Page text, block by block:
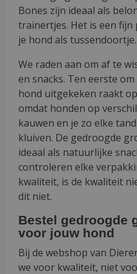
Bones zijn ideaal als
trainertjes. Het is een fijn
je hond als tussendoortje.
We raden aan om af te
en snacks. Ten eerste
hond uitgekeken raakt
omdat honden op
kauwen en je zo elke
kluiven. De gedroogde
ideaal als natuurlijke
controleren elke
kwaliteit, is de kwaliteit
dit niet.
Bestel gedroogde
voor jouw hond
Bij de webshop van
we voor kwaliteit, niet